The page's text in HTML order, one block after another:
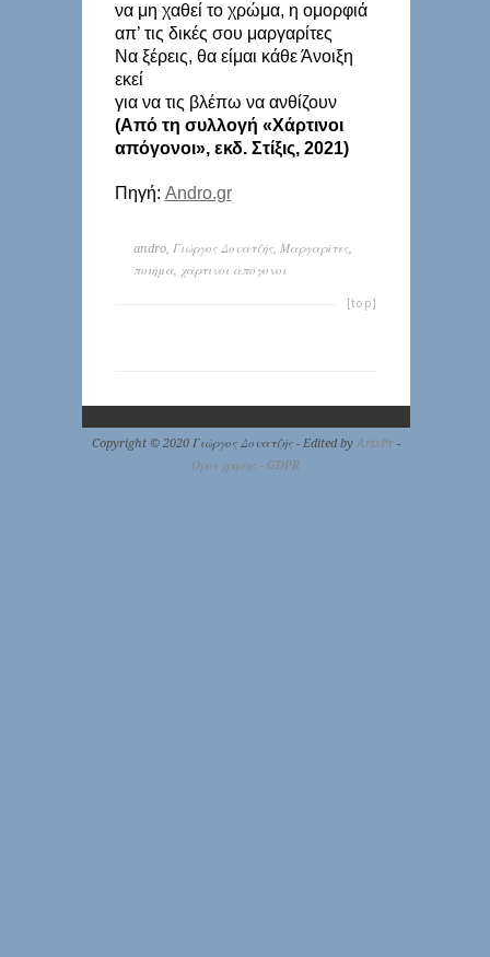
να μη χαθεί το χρώμα, η ομορφιά
απ’ τις δικές σου μαργαρίτες
Να ξέρεις, θα είμαι κάθε Άνοιξη
εκεί
για να τις βλέπω να ανθίζουν
(Από τη συλλογή «Χάρτινοι
απόγονοι», εκδ. Στίξις, 2021)
Πηγή: Andro.gr
andro, Γιώργος Δουατζής, Μαργαρίτες,
ποιήμα, χάρτινοι απόγονοι
[top]
Copyright © 2020 Γιώργος Δουατζής - Edited by ArtsPr-
Όροι χρήσης - GDPR